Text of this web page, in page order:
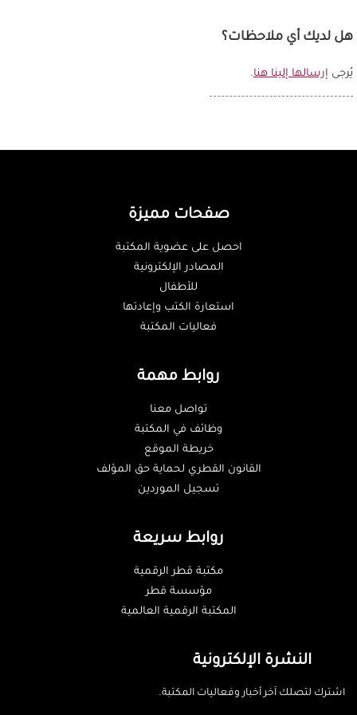
هل لديك أي ملاحظات؟
يُرجى إرسالها إلينا هنا.
صفحات مميزة
احصل على عضوية المكتبة
المصادر الإلكترونية
للأطفال
استعارة الكتب وإعادتها
فعاليات المكتبة
روابط مهمة
تواصل معنا
وظائف في المكتبة
خريطة الموقع
القانون القطري لحماية حق المؤلف
تسجيل الموردين
روابط سريعة
مكتبة قطر الرقمية
مؤسسة قطر
المكتبة الرقمية العالمية
النشرة الإلكترونية
اشترك لتصلك آخر أخبار وفعاليات المكتبة.